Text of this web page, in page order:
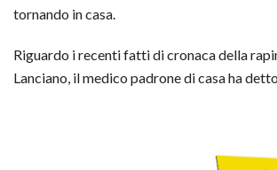
tornando in casa.
Riguardo i recenti fatti di cronaca della
Lanciano, il medico padrone di casa ha